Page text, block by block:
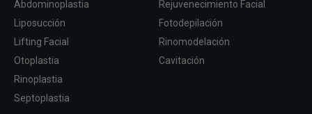
Abdominoplastia
Liposucción
Lifting Facial
Otoplastia
Rinoplastia
Septoplastia
Rejuvenecimiento Facial
Fotodepilación
Rinomodelación
Cavitación